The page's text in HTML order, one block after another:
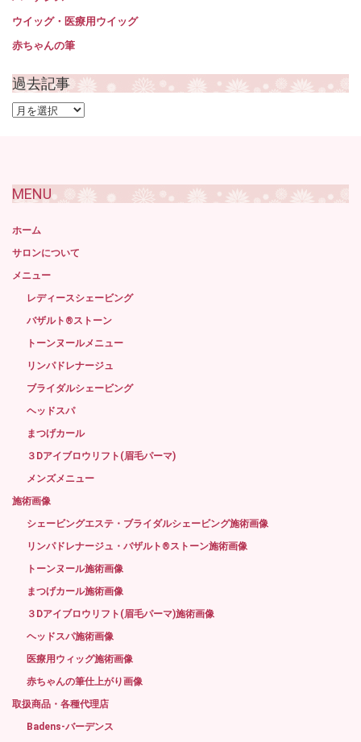
ウイッグ・医療用ウイッグ
赤ちゃんの筆
過去記事
過
MENU
ホーム
サロンについて
メニュー
レディースシェービング
バザルト®ストーン
トーンヌールメニュー
リンパドレナージュ
ブライダルシェービング
ヘッドスパ
まつげカール
３Dアイブロウリフト(眉毛パーマ)
メンズメニュー
施術画像
シェービングエステ・ブライダルシェービング施術画像
リンパドレナージュ・バザルト®ストーン施術画像
トーンヌール施術画像
まつげカール施術画像
３Dアイブロウリフト(眉毛パーマ)施術画像
ヘッドスパ施術画像
医療用ウィッグ施術画像
赤ちゃんの筆仕上がり画像
取扱商品・各種代理店
Badens-バーデンス